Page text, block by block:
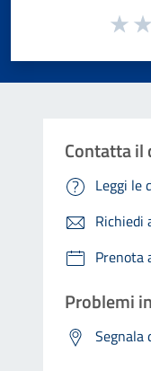
Valuta da 1 a 5 stelle
Contatta il
Leggi le
Richiedi
Prenota
Problemi
Segnala